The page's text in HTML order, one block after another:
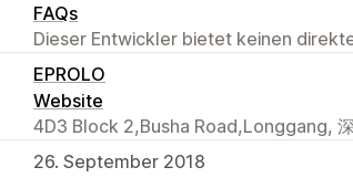
FAQs
Dieser Entwickler bietet keinen
EPROLO
Website
4D3 Block 2,Busha Road,Longgang,
26. September 2018